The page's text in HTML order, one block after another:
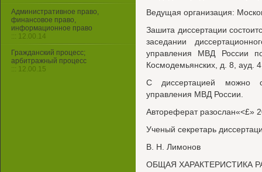
Ведущая организация:
Зашита диссертации
заседании
управления МВД России
Космодемьянских, д. 8, ауд.
С диссертацией можно
управления МВД России.
Автореферат разослан«<£»
Ученый секретарь
В. Н. Лимонов
ОБЩАЯ ХАРАКТЕРИСТИКА
Административное право,
финансовое право,
информационное право
::: 12.00.14
Гражданский процесс;
арбитражный процесс
::: 12.00.15